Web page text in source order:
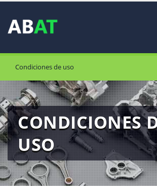
Condiciones de uso
CONDICIONES
USO